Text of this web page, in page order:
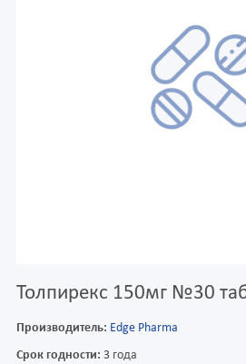
Толпирекс 150мг №30
Производитель: Edge Pharma
Срок годности: 3 года